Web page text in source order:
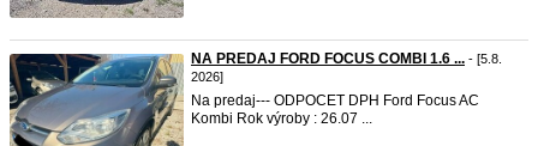
NA PREDAJ FORD FOCUS COMBI 1.6 ... - [5.8.
2026]
Na predaj--- ODPOCET DPH Ford Focus AC
Kombi Rok výroby : 26.07 ...